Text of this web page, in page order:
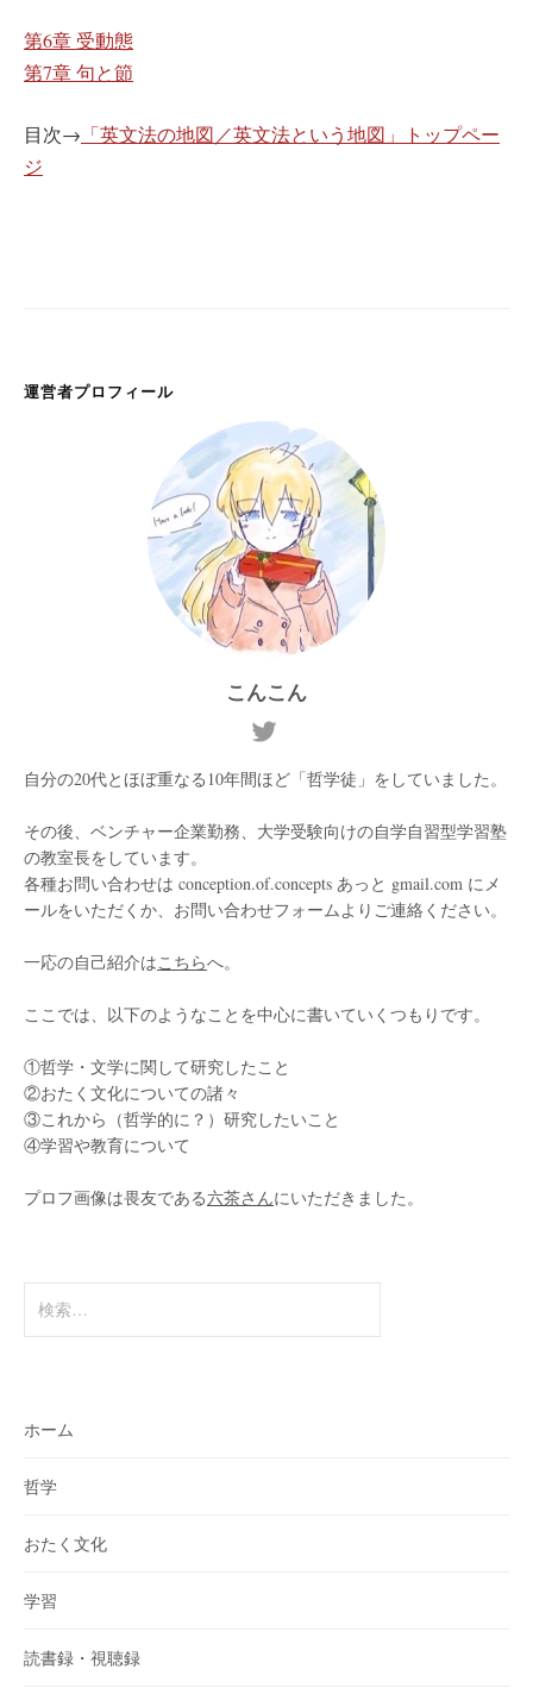
第6章 受動態
第7章 句と節
目次→ 「英文法の地図／英文法という地図」トップペー
ジ
運営者プロフィール
こんこん
自分の20代とほぼ重なる10年間ほど「哲学徒」をしていました。
その後、ベンチャー企業勤務、大学受験向けの自学自習型学習塾
の教室長をしています。
各種お問い合わせは conception.of.concepts あっと gmail.com にメ
ールをいただくか、お問い合わせフォームよりご連絡ください。
一応の自己紹介はこちらへ。
ここでは、以下のようなことを中心に書いていくつもりです。
①哲学・文学に関して研究したこと
②おたく文化についての諸々
③これから（哲学的に？）研究したいこと
④学習や教育について
プロフ画像は畏友である六茶さんにいただきました。
索:
ホーム
哲学
おたく文化
学習
読書録・視聴録